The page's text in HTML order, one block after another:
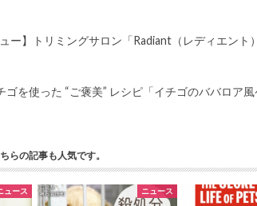
ュー】トリミングサロン「Radiant（レディエン
ゴを使った “ご褒美” レシピ「イチゴのババロア
らの記事も人気です。
ュース ニュース